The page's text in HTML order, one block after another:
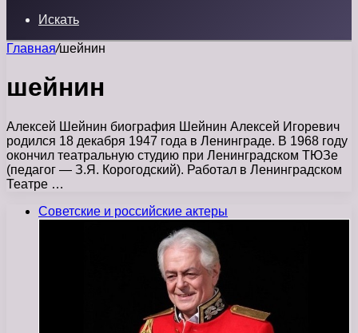
Искать
Главная/шейнин
шейнин
Алексей Шейнин биография Шейнин Алексей Игоревич
родился 18 декабря 1947 года в Ленинграде. В 1968 году
окончил театральную студию при Ленинградском ТЮЗе
(педагог — З.Я. Корогодский). Работал в Ленинградском
Театре …
Советские и российские актеры